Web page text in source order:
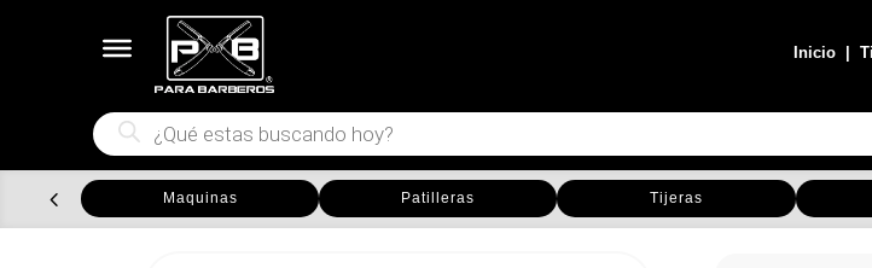
Inicio |
Búsqueda
de
productos
Maquinas Patilleras Tijeras